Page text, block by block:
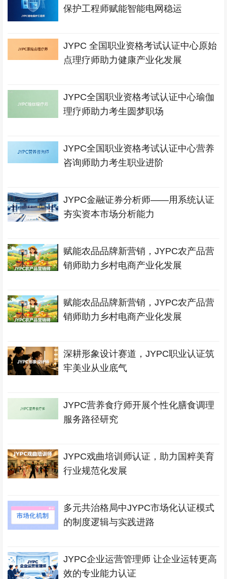
保护工程师赋能智能电网稳运
JYPC 全国职业资格考试认证中心原始
点理疗师助力健康产业化发展
JYPC全国职业资格考试认证中心瑜伽
理疗师助力考生圆梦职场
JYPC全国职业资格考试认证中心营养
咨询师助力考生职业进阶
JYPC金融证券分析师——用系统认证
夯实资本市场分析能力
赋能农品品牌新营销，JYPC农产品营
销师助力乡村电商产业化发展
赋能农品品牌新营销，JYPC农产品营
销师助力乡村电商产业化发展
深耕形象设计赛道，JYPC职业认证筑
牢美业从业底气
JYPC营养食疗师开展个性化膳食调理
服务路径研究
JYPC戏曲培训师认证，助力国粹美育
行业规范化发展
多元共治格局中JYPC市场化认证模式
的制度逻辑与实践进路
JYPC企业运营管理师 让企业运转更高
效的专业能力认证